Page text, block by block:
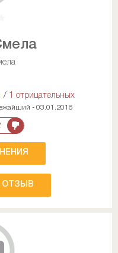
/ 1 отрицательных
- 03.01.2016
ОТЗЫВ